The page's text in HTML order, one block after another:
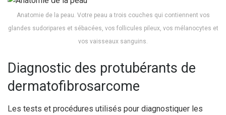
Anatomie de la peau. Votre peau a trois couches qui contiennent vos
glandes sudoripares et sébacées, vos follicules pileux, vos mélanocytes et
vos vaisseaux sanguins.
Diagnostic des protubérants de
dermatofibrosarcome
Les tests et procédures utilisés pour diagnostiquer les